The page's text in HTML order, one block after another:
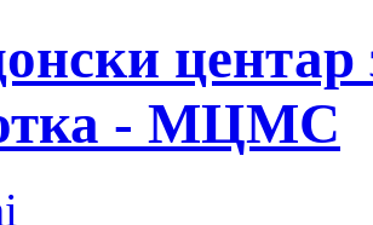
центар
- МЦМС